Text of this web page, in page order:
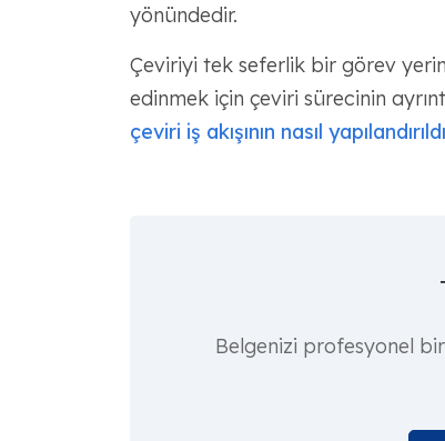
yönündedir.
Çeviriyi tek seferlik bir görev
edinmek için çeviri sürecinin
çeviri iş akışının nasıl
Belgenizi profesyonel